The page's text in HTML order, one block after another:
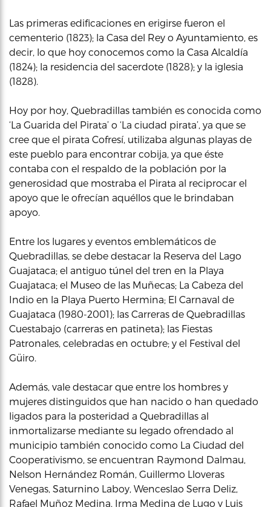
Las primeras edificaciones en erigirse fueron el
cementerio (1823); la Casa del Rey o Ayuntamiento, es
decir, lo que hoy conocemos como la Casa Alcaldía
(1824); la residencia del sacerdote (1828); y la iglesia
(1828).
Hoy por hoy, Quebradillas también es conocida como
‘La Guarida del Pirata’ o ‘La ciudad pirata’, ya que se
cree que el pirata Cofresí, utilizaba algunas playas de
este pueblo para encontrar cobija, ya que éste
contaba con el respaldo de la población por la
generosidad que mostraba el Pirata al reciprocar el
apoyo que le ofrecían aquéllos que le brindaban
apoyo.
Entre los lugares y eventos emblemáticos de
Quebradillas, se debe destacar la Reserva del Lago
Guajataca; el antiguo túnel del tren en la Playa
Guajataca; el Museo de las Muñecas; La Cabeza del
Indio en la Playa Puerto Hermina; El Carnaval de
Guajataca (1980-2001); las Carreras de Quebradillas
Cuestabajo (carreras en patineta); las Fiestas
Patronales, celebradas en octubre; y el Festival del
Güiro.
Además, vale destacar que entre los hombres y
mujeres distinguidos que han nacido o han quedado
ligados para la posteridad a Quebradillas al
inmortalizarse mediante su legado ofrendado al
municipio también conocido como La Ciudad del
Cooperativismo, se encuentran Raymond Dalmau,
Nelson Hernández Román, Guillermo Lloveras
Venegas, Saturnino Laboy, Wenceslao Serra Deliz,
Rafael Muñoz Medina, Irma Medina de Lugo y Luis